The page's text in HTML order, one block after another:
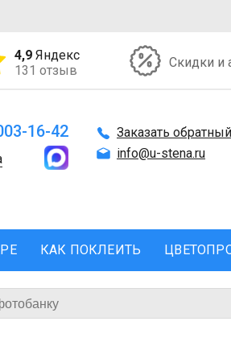
4,9 Яндекс
131 отзыв
Скидки и
16-42
Заказать
info@u-stena.ru
КАК ПОКЛЕИТЬ